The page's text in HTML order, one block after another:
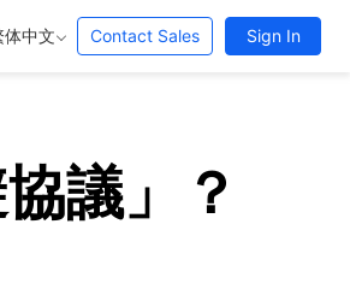
体中文 Contact Sales Sign In
議」？